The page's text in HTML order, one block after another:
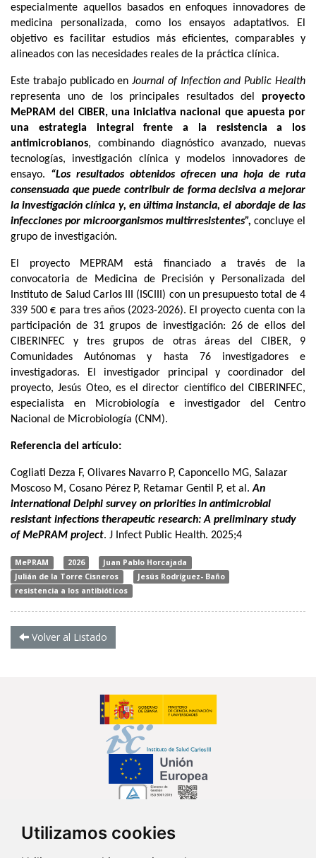
Utilizamos cookies
especialmente aquellos basados en enfoques innovadores de
medicina personalizada, como los ensayos adaptativos. El
objetivo es facilitar estudios más eficientes, comparables y
alineados con las necesidades reales de la práctica clínica.
Este trabajo publicado enJournal of Infection and Public Health
representa uno de los principales resultados del proyecto
MePRAM del CIBER, una iniciativa nacional que apuesta por
una estrategia integral frente a la resistencia a los
antimicrobianos, combinando diagnóstico avanzado, nuevas
tecnologías, investigación clínica y modelos innovadores de
ensayo. “Los resultados obtenidos ofrecen una hoja de ruta
consensuada que puede contribuir de forma decisiva a mejorar
la investigación clínica y, en última instancia, el abordaje de las
infecciones por microorganismos multirresistentes”, concluye el
grupo de investigación.
El proyecto MEPRAM está financiado a través de la
convocatoria de Medicina de Precisión y Personalizada del
Instituto de Salud Carlos III (ISCIII) con un presupuesto total de 4
339 500 € para tres años (2023-2026). El proyecto cuenta con la
participación de 31 grupos de investigación: 26 de ellos del
CIBERINFEC y tres grupos de otras áreas del CIBER, 9
Comunidades Autónomas y hasta 76 investigadores e
investigadoras. El investigador principal y coordinador del
proyecto, Jesús Oteo, es el director científico del CIBERINFEC,
especialista en Microbiología e investigador del Centro
Nacional de Microbiología (CNM).
Referencia del artículo:
Cogliati Dezza F, Olivares Navarro P, Caponcello MG, Salazar
Moscoso M, Cosano Pérez P, Retamar Gentil P, et al.An
international Delphi survey on priorities in antimicrobial
resistant infections therapeutic research: A preliminary study
of MePRAM project. J Infect Public Health. 2025;4
MePRAM 2026
Juan Pablo Horcajada
Julián de la Torre Cisneros
Jesús Rodríguez- Baño
resistencia a los antibióticos
Volver al Listado
Síguenos en...